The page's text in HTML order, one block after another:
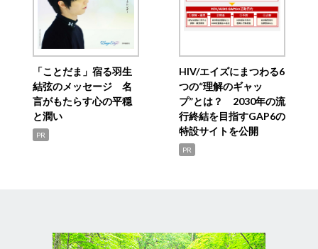
「ことだま」宿る羽生
結弦のメッセージ 名
言がもたらす心の平穏
と潤い
PR
HIV/エイズにまつわる6
つの“理解のギャッ
プ”とは？ 2030年の流
行終結を目指すGAP6の
特設サイトを公開
PR